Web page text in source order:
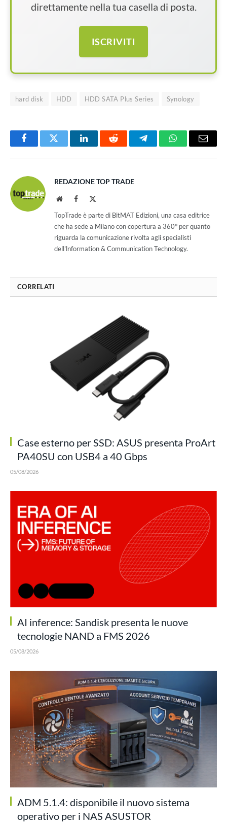
direttamente nella tua casella di posta.
ISCRIVITI
hard disk HDD HDD SATA Plus Series Synology
FacebookTwitter LinkedInReddit TelegramWhatsAppEmail
REDAZIONE TOP TRADE
WebsiteFacebook
TopTrade è parte di BitMAT Edizioni, una casa editrice
che ha sede a Milano con copertura a 360° per quanto
riguarda la comunicazione rivolta agli specialisti
dell'lnformation & Communication Technology.
CORRELATI
Case esterno per SSD: ASUS presenta ProArt
PA40SU con USB4 a 40 Gbps
05/08/2026
AI inference: Sandisk presenta le nuove
tecnologie NAND a FMS 2026
05/08/2026
ADM 5.1.4: disponibile il nuovo sistema
operativo per i NAS ASUSTOR